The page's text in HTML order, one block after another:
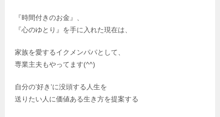
『時間付きのお金』、
『心のゆとり』を手に入れた現在は、
家族を愛するイクメンパパとして、
専業主夫もやってます(^^)
自分の’好き’に没頭する人生を
送りたい人に価値ある生き方を提案する